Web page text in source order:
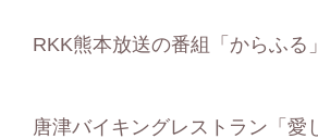
RKK熊本放送の番組「からふる
唐津バイキングレストラン「愛